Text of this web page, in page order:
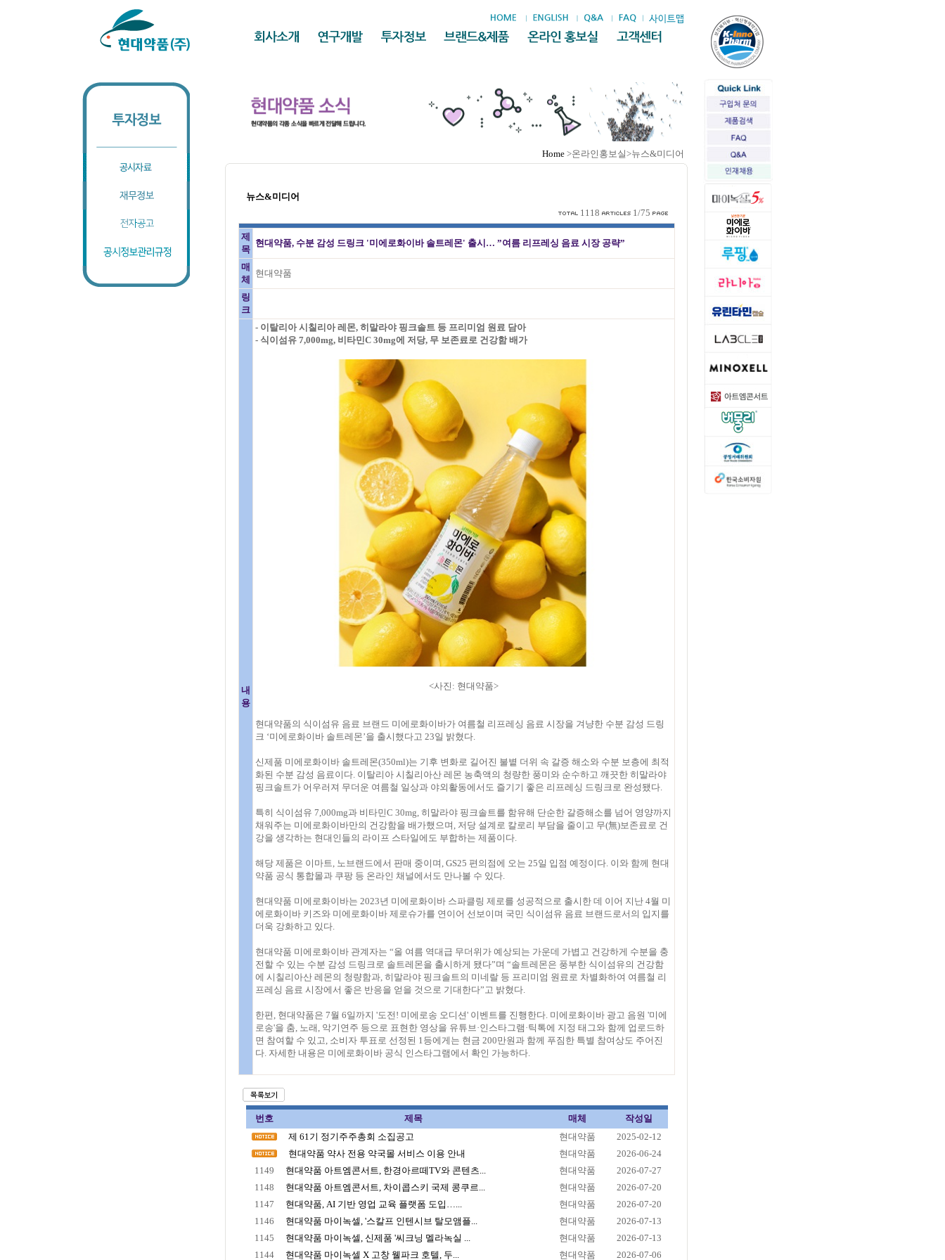
Home >온라인홍보실>뉴스&미디어
뉴스&미디어
1118
1/75
제
목
현대약품, 수분 감성 드링크 '미에로화이바 솔트레몬' 출시… ”여름 리프레싱 음료 시장 공략”
매
체
현대약품
링
크
내
용
- 이탈리아 시칠리아 레몬, 히말라야 핑크솔트 등 프리미엄 원료 담아
- 식이섬유 7,000mg, 비타민C 30mg에 저당, 무 보존료로 건강함 배가
<사진: 현대약품>
현대약품의 식이섬유 음료 브랜드 미에로화이바가 여름철 리프레싱 음료 시장을 겨냥한 수분 감성 드링
크 ‘미에로화이바 솔트레몬’을 출시했다고 23일 밝혔다.
신제품 미에로화이바 솔트레몬(350ml)는 기후 변화로 길어진 불볕 더위 속 갈증 해소와 수분 보층에 최적
화된 수분 감성 음료이다. 이탈리아 시칠리아산 레몬 농축액의 청량한 풍미와 순수하고 깨끗한 히말라야
핑크솔트가 어우러져 무더운 여름철 일상과 야외활동에서도 즐기기 좋은 리프레싱 드링크로 완성됐다.
특히 식이섬유 7,000mg과 비타민C 30mg, 히말라야 핑크솔트를 함유해 단순한 갈증해소를 넘어 영양까지
채워주는 미에로화이바만의 건강함을 배가했으며, 저당 설계로 칼로리 부담을 줄이고 무(無)보존료로 건
강을 생각하는 현대인들의 라이프 스타일에도 부합하는 제품이다.
해당 제품은 이마트, 노브랜드에서 판매 중이며, GS25 편의점에 오는 25일 입점 예정이다. 이와 함께 현대
약품 공식 통합몰과 쿠팡 등 온라인 채널에서도 만나볼 수 있다.
현대약품 미에로화이바는 2023년 미에로화이바 스파클링 제로를 성공적으로 출시한 데 이어 지난 4월 미
에로화이바 키즈와 미에로화이바 제로슈가를 연이어 선보이며 국민 식이섬유 음료 브랜드로서의 입지를
더욱 강화하고 있다.
현대약품 미에로화이바 관계자는 “올 여름 역대급 무더위가 예상되는 가운데 가볍고 건강하게 수분을 충
전할 수 있는 수분 감성 드링크로 솔트레몬을 출시하게 됐다”며 “솔트레몬은 풍부한 식이섬유의 건강함
에 시칠리아산 레몬의 청량함과, 히말라야 핑크솔트의 미네랄 등 프리미엄 원료로 차별화하여 여름철 리
프레싱 음료 시장에서 좋은 반응을 얻을 것으로 기대한다”고 밝혔다.
한편, 현대약품은 7월 6일까지 '도전! 미에로송 오디션' 이벤트를 진행한다. 미에로화이바 광고 음원 '미에
로송'을 춤, 노래, 악기연주 등으로 표현한 영상을 유튜브·인스타그램·틱톡에 지정 태그와 함께 업로드하
면 참여할 수 있고, 소비자 투표로 선정된 1등에게는 현금 200만원과 함께 푸짐한 특별 참여상도 주어진
다. 자세한 내용은 미에로화이바 공식 인스타그램에서 확인 가능하다.
번호 제목 매체
작성일
제 61기 정기주주총회 소집공고
현대약품
2025-02-12
현대약품 약사 전용 약국몰 서비스 이용 안내
현대약품
2026-06-24
1149
현대약품 아트엠콘서트, 한경아르떼TV와 콘텐츠... 현대약품
2026-07-27
1148
현대약품 아트엠콘서트, 차이콥스키 국제 콩쿠르... 현대약품
2026-07-20
1147
현대약품, AI 기반 영업 교육 플랫폼 도입…... 현대약품
2026-07-20
1146
현대약품 마이녹셀, '스칼프 인텐시브 탈모앰플... 현대약품
2026-07-13
1145
현대약품 마이녹셀, 신제품 '씨크닝 멜라녹실 ... 현대약품
2026-07-13
1144
현대약품 마이녹셀 X 고창 웰파크 호텔, 두... 현대약품 2026-07-06